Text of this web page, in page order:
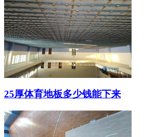
25厚体育地板多少钱能下来